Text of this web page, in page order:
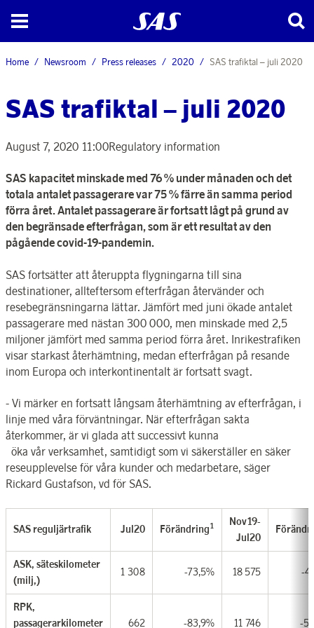
Home Newsroom Press releases 2020 SAS trafiktal – juli 2020
SAS trafiktal – juli 2020
August 7, 2020 11:00Regulatory information
SAS kapacitet minskade med 76 % under månaden och det
totala antalet passagerare var 75 % färre än samma period
förra året. Antalet passagerare är fortsatt lågt på grund av
den begränsade efterfrågan, som är ett resultat av den
pågående covid-19-pandemin.
SAS fortsätter att återuppta flygningarna till sina
destinationer, allteftersom efterfrågan återvänder och
resebegränsningarna lättar. Jämfört med juni ökade antalet
passagerare med nästan 300 000, men minskade med 2,5
miljoner jämfört med samma period förra året. Inrikestrafiken
visar starkast återhämtning, medan efterfrågan på resande
inom Europa och interkontinentalt är fortsatt svagt.
- Vi märker en fortsatt långsam återhämtning av efterfrågan, i
linje med våra förväntningar. När efterfrågan sakta
återkommer, är vi glada att successivt kunna
öka vår verksamhet, samtidigt som vi säkerställer en säker
reseupplevelse för våra kunder och medarbetare, säger
Rickard Gustafson, vd för SAS.
SAS reguljärtrafik Jul20 Förändring1
Nov19-
Jul20
ASK, säteskilometer
(milj,)
1 308 -73,5% 18 575 -
RPK,
passagerarkilometer
662 -83,9% 11 746 -